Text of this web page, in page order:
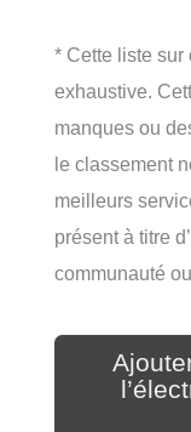
* Cette liste sur
exhaustive.
manques ou
le classement
meilleurs
présent à titre
communauté